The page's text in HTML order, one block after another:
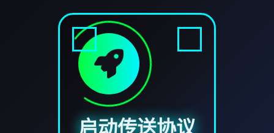
启动传送协议